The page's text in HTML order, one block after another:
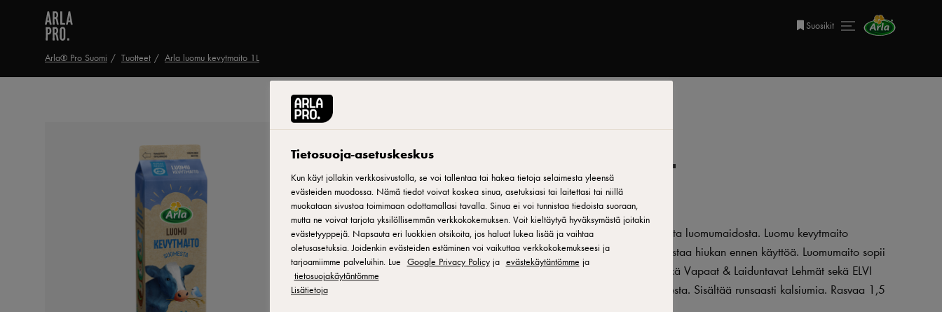
Suosikit
Arla® Pro Suomi Tuotteet Arla luomu kevytmaito 1L
ARLA MAITOA SUOMESTA
Arla luomu kevytmaito 1L
ID: 22494
Arla Luomu kevytmaitoa Suomesta on valmistettu Suomessa suomalaisesta luomumaidosta. Luomu kevytmaito
pastöroidaan, mutta sitä ei homogenoida. Luomumaitoa onkin hyvä ravistaa hiukan ennen käyttöä. Luomumaito sopii
niin juotavaksi kuin leivontaan ja ruoanlaittoonkin. Tällä maidolla on sekä Vapaat & Laiduntavat Lehmät sekä ELVI
merkki, jotka kertovat lehmien hyvinvoinnin toimenpiteistä ja todentamisesta. Sisältää runsaasti kalsiumia. Rasvaa 1,5
Tietosuoja-asetuskeskus
Kun käyt jollakin verkkosivustolla, se voi tallentaa tai hakea tietoja selaimesta yleensä
evästeiden muodossa. Nämä tiedot voivat koskea sinua, asetuksiasi tai laitettasi tai niillä
muokataan sivustoa toimimaan odottamallasi tavalla. Sinua ei voi tunnistaa tiedoista suoraan,
mutta ne voivat tarjota yksilöllisemmän verkkokokemuksen. Voit kieltäytyä hyväksymästä joitakin
evästetyyppejä. Napsauta eri luokkien otsikoita, jos haluat lukea lisää ja vaihtaa
oletusasetuksia. Joidenkin evästeiden estäminen voi vaikuttaa verkkokokemukseesi ja
tarjoamiimme palveluihin. Lue Google Privacy Policyja evästekäytäntömme ja
tietosuojakäytäntömme
Lisätietoja